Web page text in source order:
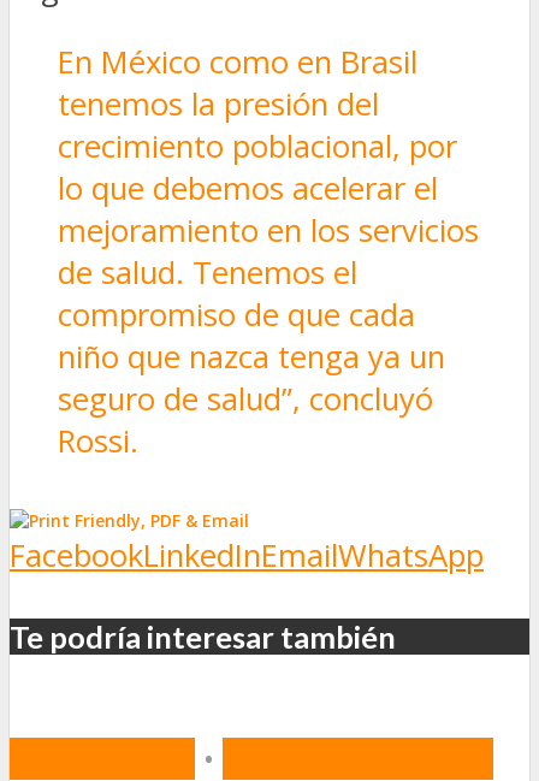
En México como en Brasil
tenemos la presión del
crecimiento poblacional, por
lo que debemos acelerar el
mejoramiento en los servicios
de salud. Tenemos el
compromiso de que cada
niño que nazca tenga ya un
seguro de salud”, concluyó
Rossi.
FacebookLinkedInEmailWhatsApp
Te podría interesar también
•